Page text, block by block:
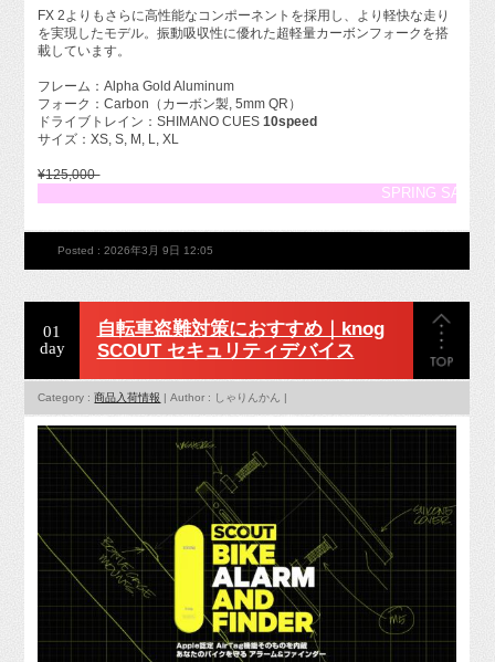
FX 2よりもさらに高性能なコンポーネントを採用し、より軽快な走り
を実現したモデル。振動吸収性に優れた超軽量カーボンフォークを搭
載しています。
フレーム：Alpha Gold Aluminum
フォーク：Carbon（カーボン製, 5mm QR）
ドライブトレイン：SHIMANO CUES10speed
サイズ：XS, S, M, L, XL
¥125,000-
SPRING SALE 5%OFF!!
Posted : 2026年3月 9日 12:05
01
day
自転車盗難対策におすすめ｜knog
SCOUT セキュリティデバイス
Category :商品入荷情報 | Author : しゃりんかん |